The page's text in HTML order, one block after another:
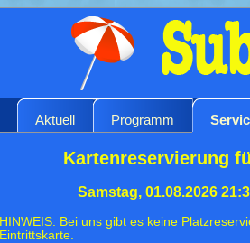
Aktuell Programm
Kartenreservierung
Samstag, 01.08.2026
HINWEIS: Bei uns gibt es keine
Eintrittskarte.